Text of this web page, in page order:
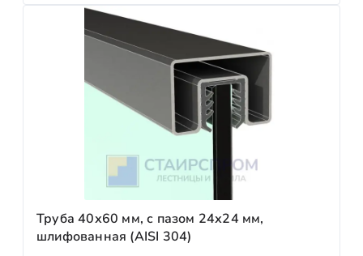
Труба 40х60 мм, с пазом 24х24 мм,
шлифованная (AISI 304)